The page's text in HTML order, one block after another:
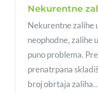
Nekurentne
Nekurentne zalihe
neophodne, zalihe
puno problema.
prenatrpana
broj obrtaja